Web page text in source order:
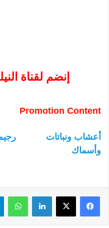
إنضم لقناة
Promotion Content
أعشاب ونباتات
وأسماك
لينكدإن واتساب